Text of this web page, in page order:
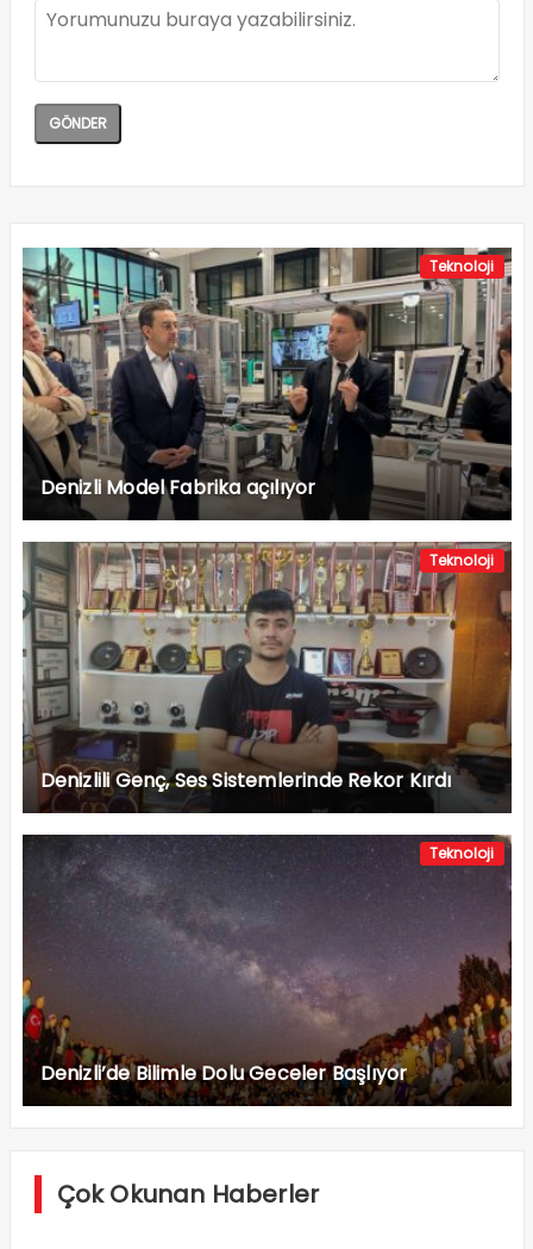
Teknoloji
Denizli Model Fabrika açılıyor
Teknoloji
Denizlili Genç, Ses Sistemlerinde Rekor Kırdı
Teknoloji
Denizli’de Bilimle Dolu Geceler Başlıyor
Çok Okunan Haberler